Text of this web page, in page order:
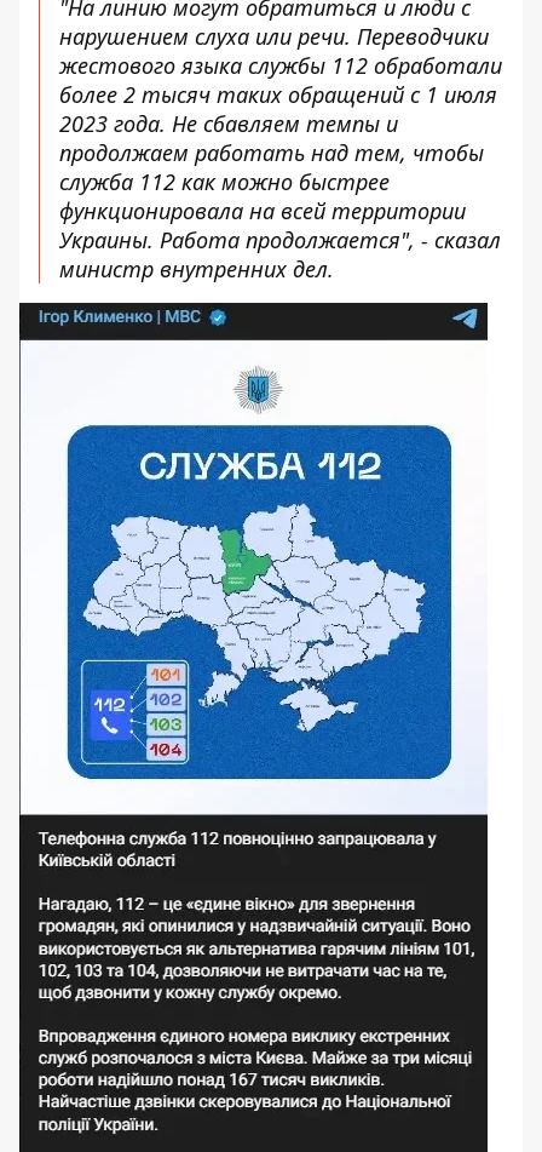
"На линию могут обратиться и люди с
нарушением слуха или речи. Переводчики
жестового языка службы 112 обработали
более 2 тысяч таких обращений с 1 июля
2023 года. Не сбавляем темпы и
продолжаем работать над тем, чтобы
служба 112 как можно быстрее
функционировала на всей территории
Украины. Работа продолжается", - сказал
министр внутренних дел.